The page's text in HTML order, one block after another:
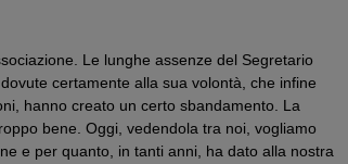
Le lunghe assenze del Segretario
certamente alla sua volontà, che infine
hanno creato un certo sbandamento. La
bene. Oggi, vedendola tra noi, vogliamo
e per quanto, in tanti anni, ha dato alla nostra